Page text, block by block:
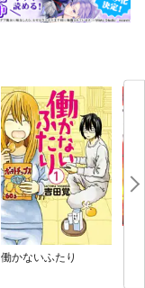
働かないふたり